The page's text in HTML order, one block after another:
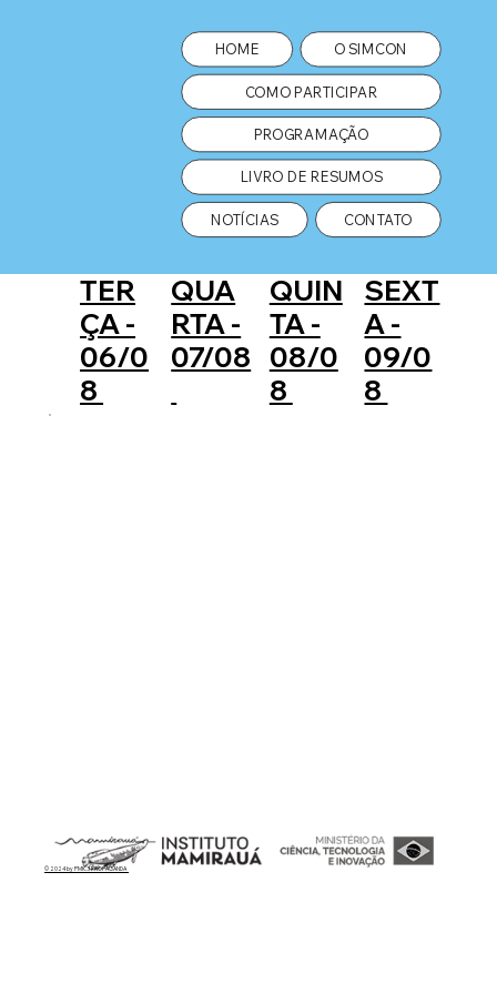
HOME O SIMCON
COMO PARTICIPAR
PROGRAMAÇÃO
LIVRO DE RESUMOS
NOTÍCIAS CONTATO
TER
ÇA -
06/0
8
QUA
RTA -
07/08
QUIN
TA -
08/0
8
SEXT
A -
09/0
8
© 2024 by PMK.3 PROPAGANDA